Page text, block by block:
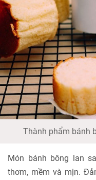
Thành phẩm bánh
Món bánh bông lan
thơm, mềm và mịn.